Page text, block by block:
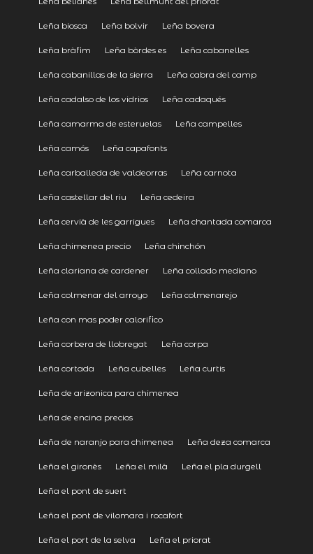
Leña biosca Leña bolvir Leña bovera
Leña bràfim Leña bòrdes es Leña cabanelles
Leña cabanillas de la sierra Leña cabra del camp
Leña cadalso de los vidrios Leña cadaqués
Leña camarma de esteruelas Leña campelles
Leña camós Leña capafonts
Leña carballeda de valdeorras Leña carnota
Leña castellar del riu Leña cedeira
Leña cervià de les garrigues Leña chantada comarca
Leña chimenea precio Leña chinchón
Leña clariana de cardener Leña collado mediano
Leña colmenar del arroyo Leña colmenarejo
Leña con mas poder calorifico
Leña corbera de llobregat Leña corpa
Leña cortada Leña cubelles Leña curtis
Leña de arizonica para chimenea
Leña de encina precios
Leña de naranjo para chimenea Leña deza comarca
Leña el gironès Leña el milà Leña el pla durgell
Leña el pont de suert
Leña el pont de vilomara i rocafort
Leña el port de la selva Leña el priorat